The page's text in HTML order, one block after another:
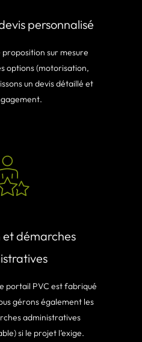
personnalisé
proposition sur mesure
options (motorisation,
un devis détaillé et
démarches
portail PVC est fabriqué
gérons également les
administratives
si le projet l’exige.